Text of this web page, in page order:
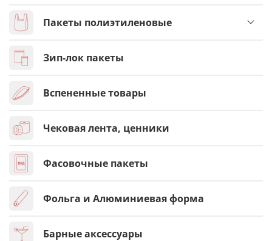
Пакеты полиэтиленовые
Зип-лок пакеты
Вспененные товары
Чековая лента, ценники
Фасовочные пакеты
Фольга и Алюминиевая форма
Барные аксессуары